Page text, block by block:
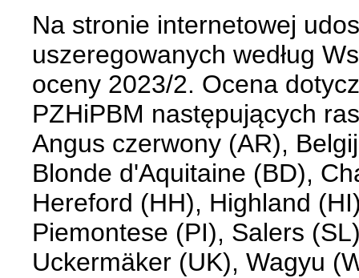
Na stronie internetowej
uszeregowanych według
oceny 2023/2. Ocena
PZHiPBM następujących
Angus czerwony (AR),
Blonde d'Aquitaine (BD),
Hereford (HH), Highland
Piemontese (PI), Salers
Uckermäker (UK), Wagyu